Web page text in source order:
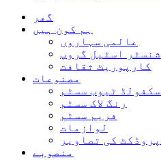
گھر
ہم کون ہیں
عالمی سہاروں
شنسٹر اسٹیل گروپ
کارپوریٹ ثقافت
مصنوعات
سکفولڈ ٹیوب سسٹم
رنگ لاک سسٹم
فریم سسٹم
لوازمات
پروڈکٹ کی تصاویر
منصوبے